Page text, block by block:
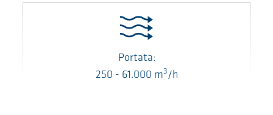
Portata:
250 - 61.000 m3/h